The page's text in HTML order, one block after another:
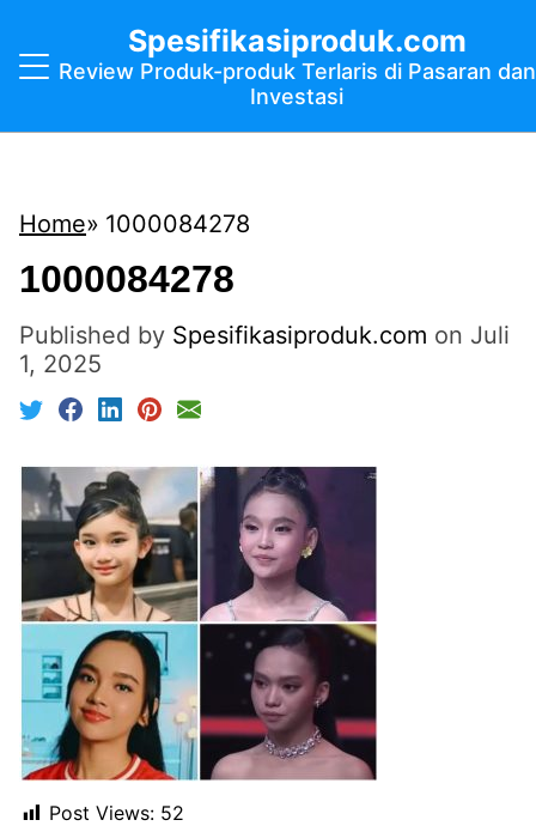
Spesifikasiproduk.com
Review Produk-produk Terlaris di Pasaran dan
Investasi
Home 1000084278
1000084278
Published by Spesifikasiproduk.com on Juli
1, 2025
Post Views: 52